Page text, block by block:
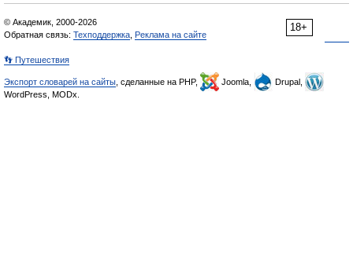
18+
© Академик, 2000-2026
Обратная связь: Техподдержка Реклама на сайте
👣 Путешествия
Экспорт словарей на сайты , сделанные на PHP, Joomla,
Drupal,
WordPress, MODx.